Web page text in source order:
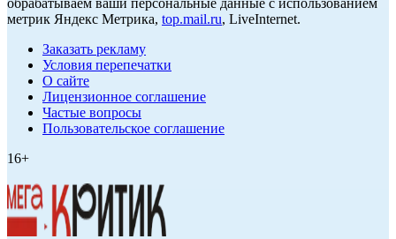
обрабатываем ваши персональные данные с использованием
метрик Яндекс Метрика, top.mail.ru, LiveInternet.
Заказать рекламу
Условия перепечатки
О сайте
Лицензионное соглашение
Частые вопросы
Пользовательское соглашение
16+